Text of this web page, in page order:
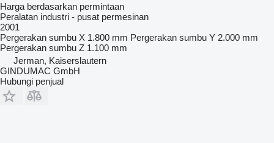
Harga berdasarkan permintaan
Peralatan industri - pusat permesinan
2001
Pergerakan sumbu X 1.800 mm Pergerakan sumbu Y 2.000 mm
Pergerakan sumbu Z 1.100 mm
Jerman, Kaiserslautern
GINDUMAC GmbH
Hubungi penjual